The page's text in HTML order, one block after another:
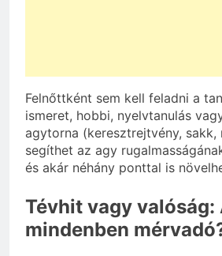
Felnőttként sem kell feladni a
ismeret, hobbi, nyelvtanulás
agytorna (keresztrejtvény, sakk,
segíthet az agy
és akár néhány ponttal is
Tévhit vagy valóság:
mindenben